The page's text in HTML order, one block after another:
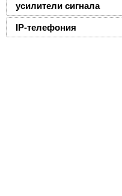
усилители сигнала
IP-телефония